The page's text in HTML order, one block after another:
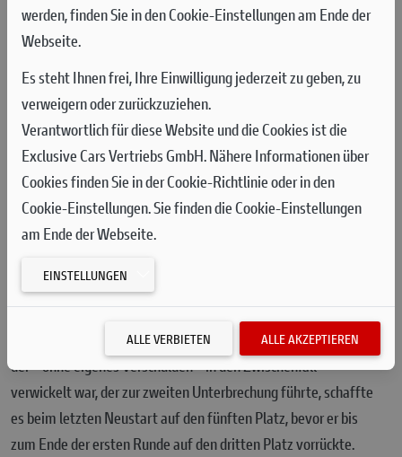
Nachdem Francesco Bagnaia im ersten Qualifying am Samstag
den Einzug in Q2 um nur 0,051 Sekunden verpasst hatte, gelang
Bagnaia ein guter Start im Sprint aus der fünften Reihe, und er
arbeitete sich bis zum Beginn der zweiten Runde auf den
neunten Platz vor. Pecco schob sich dann fünf Runden vor
Schluss auf den sechsten Platz vor und zeigte dabei auf seiner
Desmosedici GP ein vielversprechendes und konstantes
Tempo.
Am Sonntag sicherte sich Francesco Bagnaia den dritten Platz
im Grand Prix, das sich in Montmeló als äußerst
unvorhersehbar erwies. Das Rennen wurde nach schweren
Unfällen zweimal unterbrochen, bevor es schließlich über eine
verkürzte Distanz von 12 Runden ausgetragen wurde. Bagnaia,
der – ohne eigenes Verschulden – in den Zwischenfall
verwickelt war, der zur zweiten Unterbrechung führte, schaffte
es beim letzten Neustart auf den fünften Platz, bevor er bis
zum Ende der ersten Runde auf den dritten Platz vorrückte.
werden, finden Sie in den Cookie-Einstellungen am Ende der
Webseite.
Es steht Ihnen frei, Ihre Einwilligung jederzeit zu geben, zu
verweigern oder zurückzuziehen.
Verantwortlich für diese Website und die Cookies ist die
Exclusive Cars Vertriebs GmbH. Nähere Informationen über
Cookies finden Sie in der Cookie-Richtlinie oder in den
Cookie-Einstellungen. Sie finden die Cookie-Einstellungen
am Ende der Webseite.
EINSTELLUNGEN
ALLE VERBIETEN ALLE AKZEPTIEREN